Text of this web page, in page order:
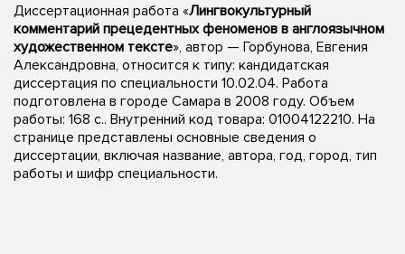
Диссертационная работа «Лингвокультурный
комментарий прецедентных феноменов в англоязычном
художественном тексте», автор — Горбунова, Евгения
Александровна, относится к типу: кандидатская
диссертация по специальности 10.02.04. Работа
подготовлена в городе Самара в 2008 году. Объем
работы: 168 с.. Внутренний код товара: 01004122210. На
странице представлены основные сведения о
диссертации, включая название, автора, год, город, тип
работы и шифр специальности.